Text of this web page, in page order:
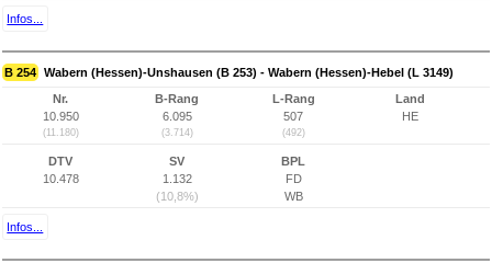
Infos...
B 254 Wabern (Hessen)-Unshausen (B 253) - Wabern (Hessen)-Hebel (L 3149)
Nr.
10.950
(11.180)
B-Rang
6.095
(3.714)
L-Rang
507
(492)
Land
HE
DTV
10.478
SV
1.132
(10,8%)
BPL
FD
WB
Infos...